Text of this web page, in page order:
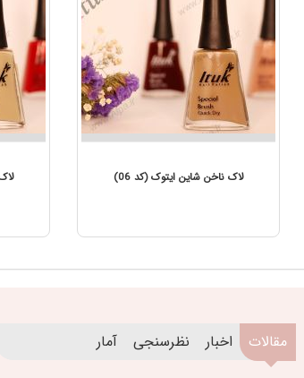
لاک ناخن شاین ایتوک (کد 06)
مقالات اخبار نظرسنجی آمار